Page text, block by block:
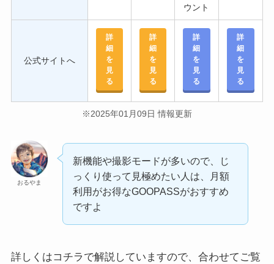
ウント
公式サイトへ
詳
細
を
見
る
詳
細
を
見
る
詳
細
を
見
る
詳
細
を
見
る
※2025年01月09日 情報更新
おるやま
新機能や撮影モードが多いので、じ
っくり使って見極めたい人は、月額
利用がお得なGOOPASSがおすすめ
ですよ
詳しくはコチラで解説していますので、合わせてご覧